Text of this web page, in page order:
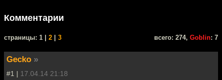
Комментарии
cтраницы: 1 | 2 3 всего: 274, Goblin: 7
Gecko »
#1 | 17.04.14 21:18